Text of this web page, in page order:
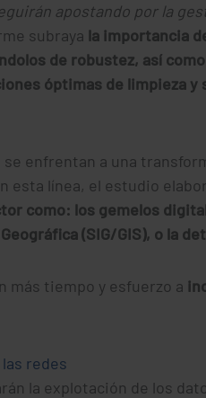
apostando por la
subraya la importancia
de robustez, así
óptimas de limpieza y
enfrentan a una
esta línea, el estudio
como: los gemelos
(SIG/GIS), o la
más tiempo y esfuerzo a
redes
la explotación de los